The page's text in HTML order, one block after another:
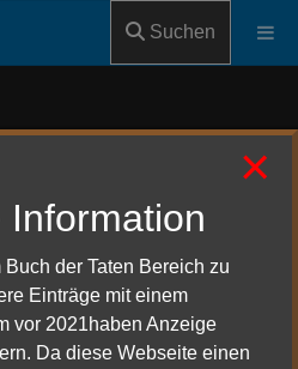
Suchen
Anzeige #
20. März 2022
×
Information
der Taten Bereich zu
Einträge mit einem
vor 2021haben Anzeige
Da diese Webseite einen